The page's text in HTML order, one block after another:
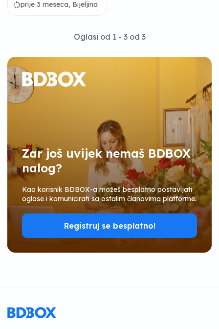
rotate_leftprije 3 meseca, Bijeljina
Oglasi od 1 - 3 od 3
Zar još uvijek nemaš BDBOX
nalog?
Kao korisnik BDBOX-a možeš besplatno postavljati
oglase i komunicirati sa ostalim članovima platforme.
Registruj se besplatno!